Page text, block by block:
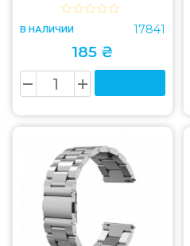
В НАЛИЧИИ 17841
185 ₴